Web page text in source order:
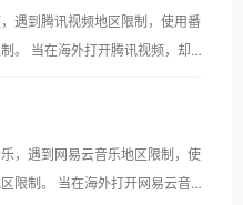
遇到腾讯视频地区限制，使用番
，却突
，出现地区及版权限制问题，且
题的朋友们，
，遇到网易云音乐地区限制，使
打开网易云音